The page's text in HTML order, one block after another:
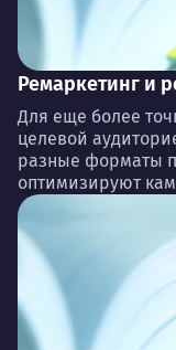
Ремаркетинг и
Для еще более
целевой
разные форматы
оптимизируют